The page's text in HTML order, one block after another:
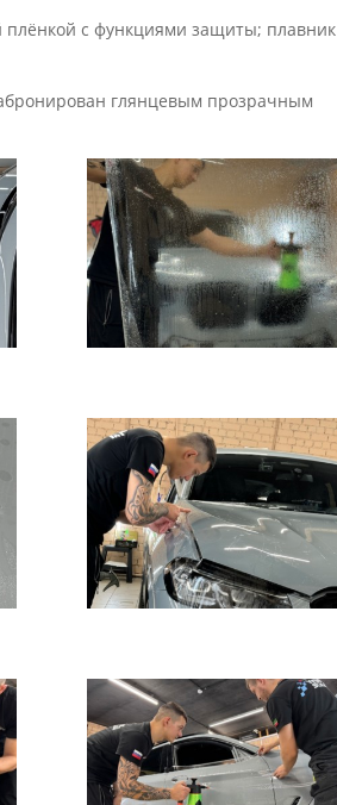
с функциями защиты; плавник
глянцевым прозрачным